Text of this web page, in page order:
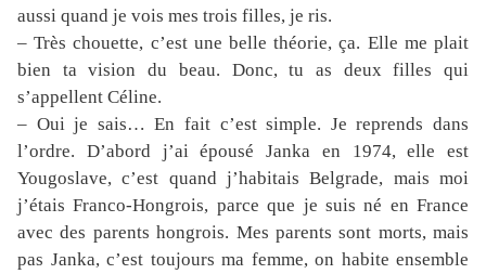
aussi quand je vois mes trois filles, je ris.
– Très chouette, c’est une belle théorie, ça. Elle me plait
bien ta vision du beau. Donc, tu as deux filles qui
s’appellent Céline.
– Oui je sais… En fait c’est simple. Je reprends dans
l’ordre. D’abord j’ai épousé Janka en 1974, elle est
Yougoslave, c’est quand j’habitais Belgrade, mais moi
j’étais Franco-Hongrois, parce que je suis né en France
avec des parents hongrois. Mes parents sont morts, mais
pas Janka, c’est toujours ma femme, on habite ensemble